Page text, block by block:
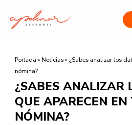
contenido
Portada » Noticias» ¿Sabes analizar los
nómina?
¿SABES ANALIZAR
QUE APARECEN EN
NÓMINA?